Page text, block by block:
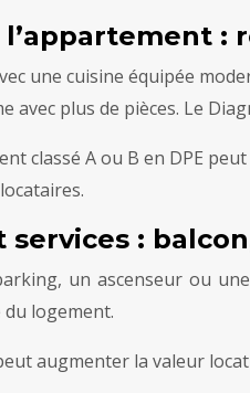
:
une cuisine équipée
avec plus de pièces. Le
classé A ou B en DPE
services :
un ascenseur ou
logement.
augmenter la valeur